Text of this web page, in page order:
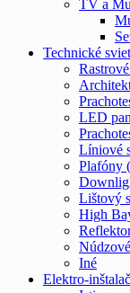
TV a
Technické
LED
Líniové
Plafóny
Lištový
High
Iné
Elektro-